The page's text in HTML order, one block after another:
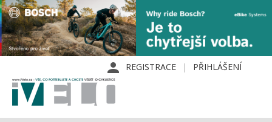
REGISTRACE PŘIHLÁŠENÍ